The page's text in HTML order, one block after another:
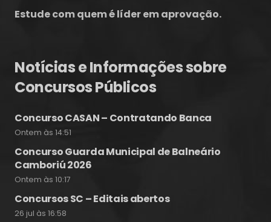
Estude com quem é líder em aprovação.
Notícias e Informações sobre
Concursos Públicos
Concurso CASAN – Contratando Banca
Ontem às 14:51
Concurso Guarda Municipal de Balneário
Camboriú 2026
Ontem às 10:17
Concursos SC – Editais abertos
26 jul às 16:58